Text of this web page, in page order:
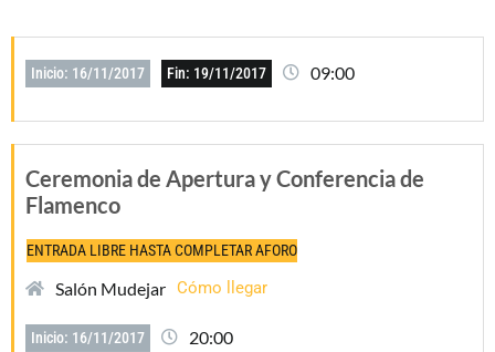
Inicio: 16/11/2017 Fin: 19/11/2017 09:00
Ceremonia de Apertura y Conferencia de
Flamenco
ENTRADA LIBRE HASTA COMPLETAR AFORO
Salón Mudejar Cómo llegar
Inicio: 16/11/2017 20:00